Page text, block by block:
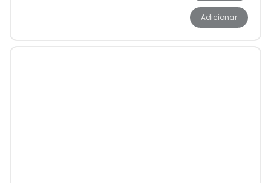
Adicionar